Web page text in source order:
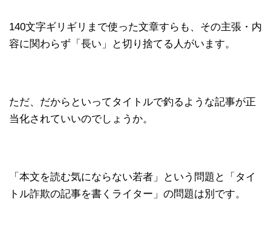
140文字ギリギリまで使った文章すらも、その主張・内
容に関わらず「長い」と切り捨てる人がいます。
ただ、だからといってタイトルで釣るような記事が正
当化されていいのでしょうか。
「本文を読む気にならない若者」という問題と「タイ
トル詐欺の記事を書くライター」の問題は別です。